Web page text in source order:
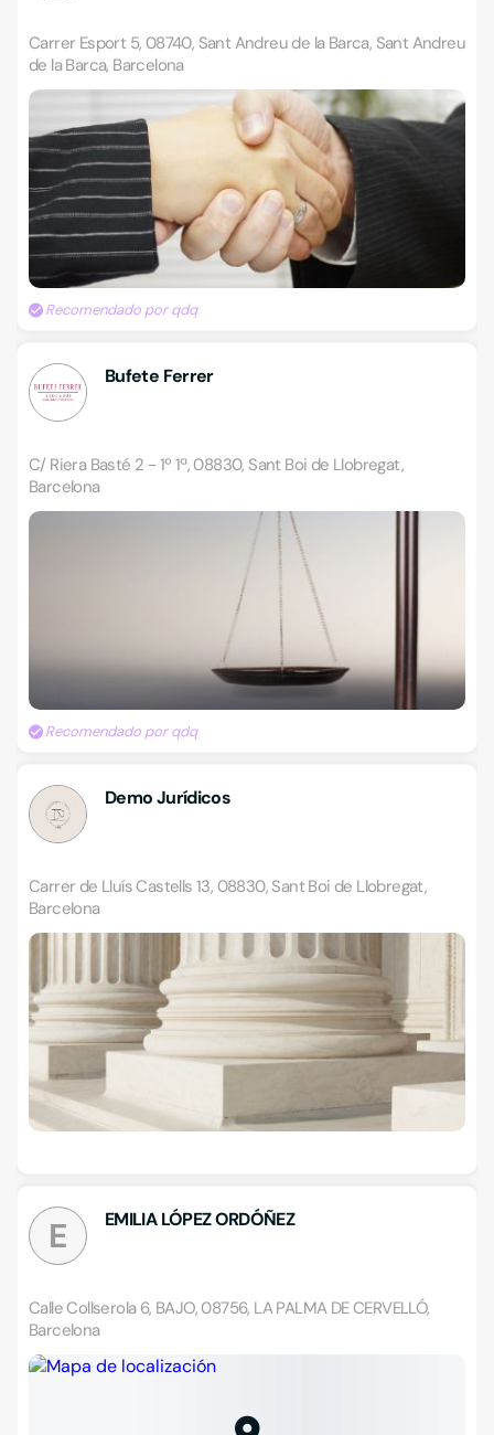
Carrer Esport 5, 08740, Sant Andreu de la Barca, Sant Andreu
de la Barca, Barcelona
Recomendado por qdq
Bufete Ferrer
C/ Riera Basté 2 - 1º 1ª, 08830, Sant Boi de Llobregat,
Barcelona
Recomendado por qdq
Demo Jurídicos
Carrer de Lluís Castells 13, 08830, Sant Boi de Llobregat,
Barcelona
E EMILIA LÓPEZ ORDÓÑEZ
Calle Collserola 6, BAJO, 08756, LA PALMA DE CERVELLÓ,
Barcelona